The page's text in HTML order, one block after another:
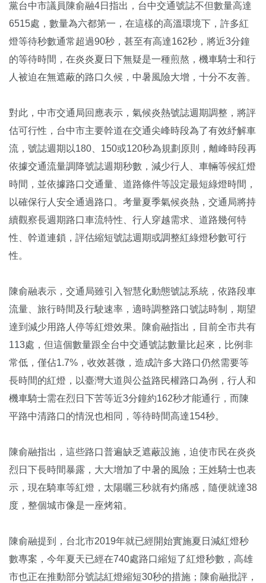
黨台中市議員陳俞融4日指出，台中交通號誌不但數量高達
6515處，數量為六都第一，在這樣的高溫環境下，許多紅
燈等待秒數通常超過90秒，甚至有高達162秒，將近3分鐘
的等待時間，在炎炎夏日下無疑是一種煎熬，機車騎士和行
人被迫在無遮蔽的路口久候，中暑風險大增，十分不友善。
對此，中市交通局回應表示，氣候炎熱號誌週期調整，將評
估可行性，台中市主要幹道在交通尖峰時段為了有效紓解車
流，號誌週期以180、150或120秒為規劃原則，離峰時段再
依據交通流量調降號誌週期秒數，減少行人、車輛等候紅燈
時間，並依據路口交通量、道路條件等設定最短綠燈時間，
以確保行人安全通過路口。考量夏季氣候炎熱，交通局將持
續觀察長週期路口車流特性、行人穿越需求、道路幾何特
性、幹道連鎖，評估縮短號誌週期或調整紅綠燈秒數可行
性。
陳俞融表示，交通局雖引入智慧化動態號誌系統，依路段車
流量、旅行時間及行駛速率，適時調整路口號誌時制，期望
達到減少用路人停等紅燈效果。陳俞融指出，目前全市共有
113處，但這個數量跟全台中交通號誌數量比起來，比例非
常低，僅佔1.7%，收效甚微，造成許多大路口仍然需要等
長時間的紅燈，以臺灣大道與公益路民權路口為例，行人和
機車騎士需在烈日下苦等近3分鐘約162秒才能通行，而陳
平路中清路口的情況也相同，等待時間高達154秒。
陳俞融指出，這些路口普遍缺乏遮蔽設施，迫使市民在炎炎
烈日下長時間暴露，大大增加了中暑的風險；王姓騎士也表
示，現在騎車等紅燈，太陽曬三秒就有灼痛感，隨便就達38
度，整個城市像是一座烤箱。
陳俞融提到，台北市2019年就已經開始實施夏日減紅燈秒
數專案，今年夏天已經在740處路口縮短了紅燈秒數，高雄
市也正在推動部分號誌紅燈縮短30秒的措施；陳俞融批評，